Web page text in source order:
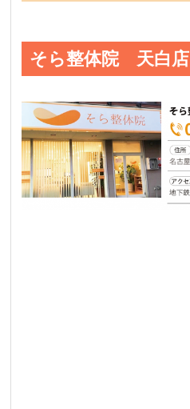
そら整体院 天白店